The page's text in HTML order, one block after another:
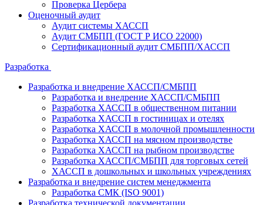
Проверка Цербера
Оценочный аудит
Аудит системы ХАССП
Аудит СМБПП (ГОСТ Р ИСО 22000)
Сертификационный аудит СМБПП/ХАССП
Разработка
Разработка и внедрение ХАССП/СМБПП
Разработка и внедрение ХАССП/СМБПП
Разработка ХАССП в общественном питании
Разработка ХАССП в гостиницах и отелях
Разработка ХАССП в молочной промышленности
Разработка ХАССП на мясном производстве
Разработка ХАССП на рыбном производстве
Разработка ХАССП/СМБПП для торговых сетей
ХАССП в дошкольных и школьных учреждениях
Разработка и внедрение систем менеджмента
Разработка СМК (ISO 9001)
Разработка технической документации